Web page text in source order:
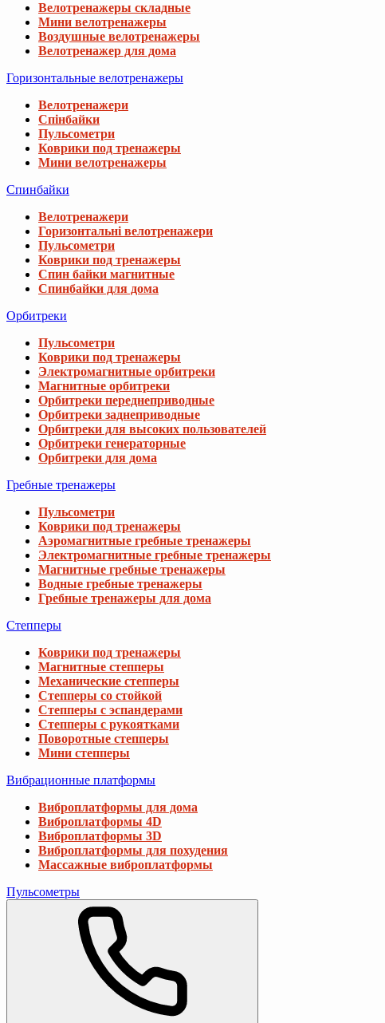
Велотренажеры складные
Мини велотренажеры
Воздушные велотренажеры
Велотренажер для дома
Горизонтальные велотренажеры
Велотренажери
Спінбайки
Пульсометри
Коврики под тренажеры
Мини велотренажеры
Спинбайки
Велотренажери
Горизонтальні велотренажери
Пульсометри
Коврики под тренажеры
Спин байки магнитные
Спинбайки для дома
Орбитреки
Пульсометри
Коврики под тренажеры
Электромагнитные орбитреки
Магнитные орбитреки
Орбитреки переднеприводные
Орбитреки заднеприводные
Орбитреки для высоких пользователей
Орбитреки генераторные
Орбитреки для дома
Гребные тренажеры
Пульсометри
Коврики под тренажеры
Аэромагнитные гребные тренажеры
Электромагнитные гребные тренажеры
Магнитные гребные тренажеры
Водные гребные тренажеры
Гребные тренажеры для дома
Степперы
Коврики под тренажеры
Магнитные степперы
Механические степперы
Степперы со стойкой
Степперы с эспандерами
Степперы с рукоятками
Поворотные степперы
Мини степперы
Вибрационные платформы
Виброплатформы для дома
Виброплатформы 4D
Виброплатформы 3D
Виброплатформы для похудения
Массажные виброплатформы
Пульсометры